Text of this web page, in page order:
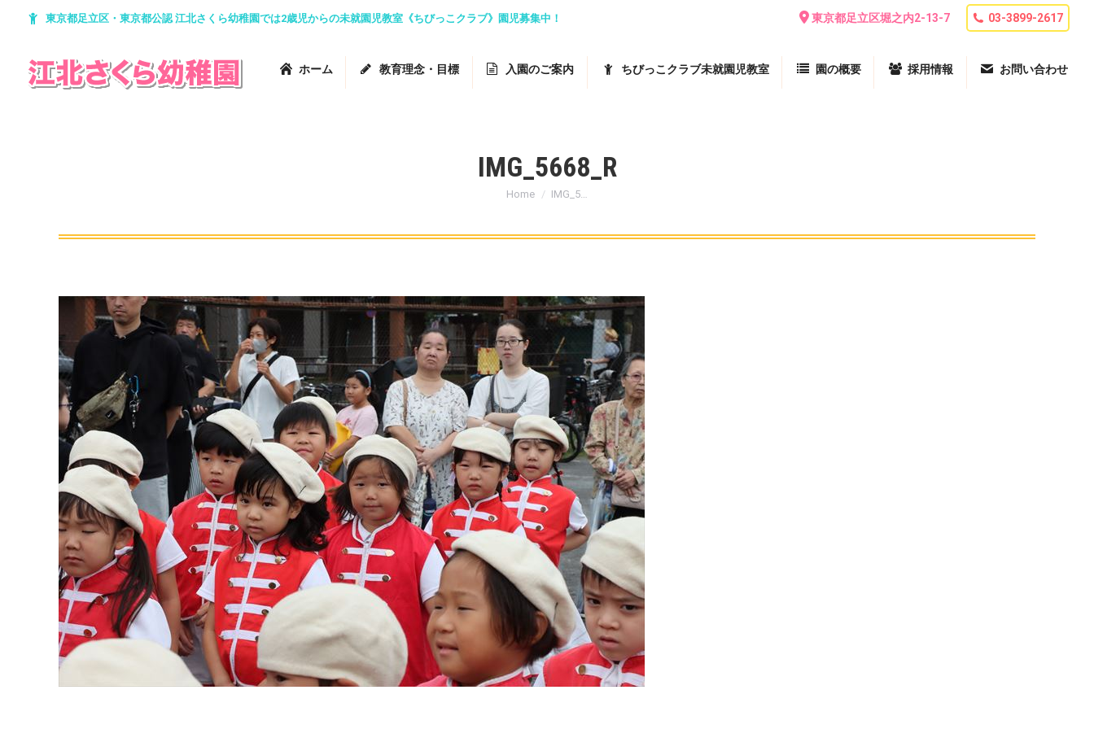
東京都足立区・東京都公認 江北さくら幼稚園では2歳児からの未就園児教室《ちびっこクラブ》園児募集中！ 東京都足立区堀之内2-13-7 03-3899-2617
ホーム 教育理念・目標 入園のご案内 ちびっこクラブ未就園児教室 園の概要 採用情報 お問い合わせ
IMG_5668_R
You are here:
Home IMG_5…